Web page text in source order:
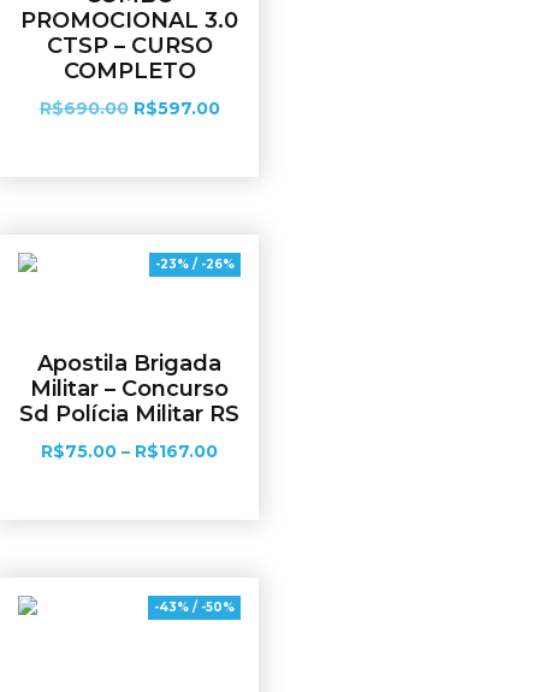
PROMOCIONAL 3.0
CTSP – CURSO
COMPLETO
R$690.00 R$597.00
-23% / -26%
Apostila Brigada
Militar – Concurso
Sd Polícia Militar RS
R$75.00 – R$167.00
-43% / -50%